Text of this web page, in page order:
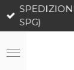
Vai
principale
SPG)